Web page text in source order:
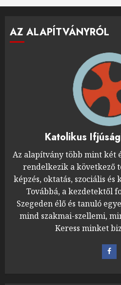
AZ ALAPÍTVÁNYRÓL
Katolikus
Az alapítvány több mint két
rendelkezik a következő
képzés, oktatás, szociális
Továbbá, a kezdetektől
Szegeden élő és tanuló
mind szakmai-szellemi,
Keress minket